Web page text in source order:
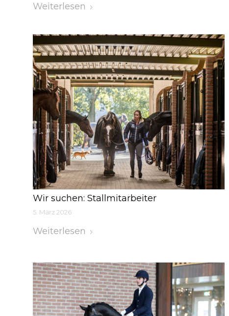
Weiterlesen
Wir suchen: Stallmitarbeiter
5. März 2026
Weiterlesen